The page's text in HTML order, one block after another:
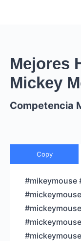
Mejores
Mickey
Competencia
Copy
#mikeymouse